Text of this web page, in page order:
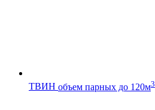
ТВИН объем парных до 120м3